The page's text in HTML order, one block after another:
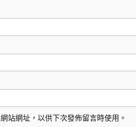
站網址，以供下次發佈留言時使用。